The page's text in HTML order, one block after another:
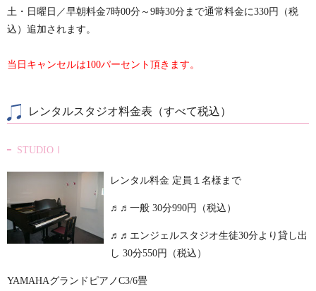
土・日曜日／早朝料金7時00分～9時30分まで通常料金に330円（税
込）追加されます。
当日キャンセルは100パーセント頂きます。
レンタルスタジオ料金表（すべて税込）
STUDIOⅠ
レンタル料金 定員１名様まで
♬♬一般 30分990円（税込）
♬♬エンジェルスタジオ生徒30分より貸し出
し 30分550円（税込）
YAMAHAグランドピアノC3/6畳